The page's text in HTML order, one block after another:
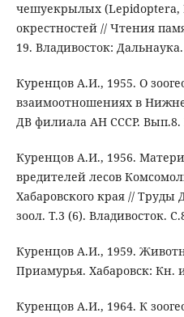
чешуекрылых (Lepidoptera,
окрестностей // Чтения
19. Владивосток: Дальнаука.
Куренцов А.И., 1955. О
взаимоотношениях в
ДВ филиала АН СССР. Вып.8.
Куренцов А.И., 1956.
вредителей лесов
Хабаровского края //
зоол. Т.3 (6). Владивосток.
Куренцов А.И., 1959.
Приамурья. Хабаровск: Кн.
Куренцов А.И., 1964. К